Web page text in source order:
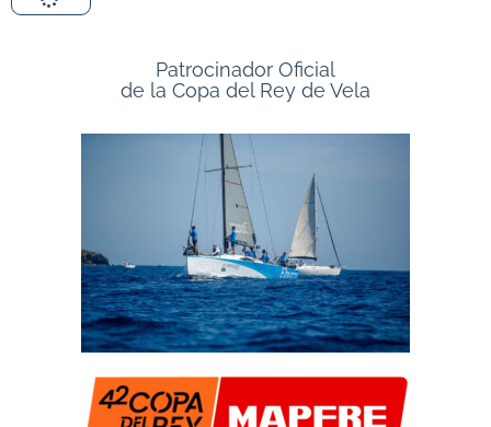
Patrocinador Oficial
de la Copa del Rey de Vela